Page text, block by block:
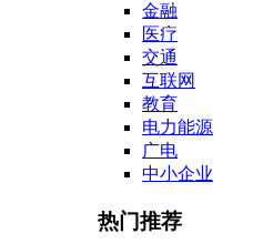
金融
医疗
交通
互联网
教育
电力能源
广电
中小企业
热门推荐